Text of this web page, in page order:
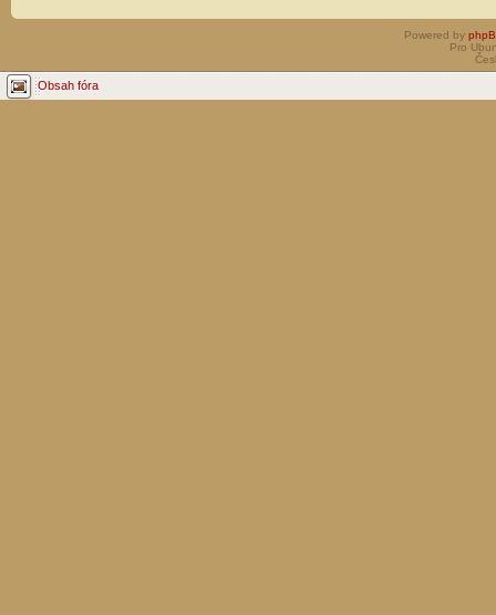
Powered by
Pro
Obsah fóra